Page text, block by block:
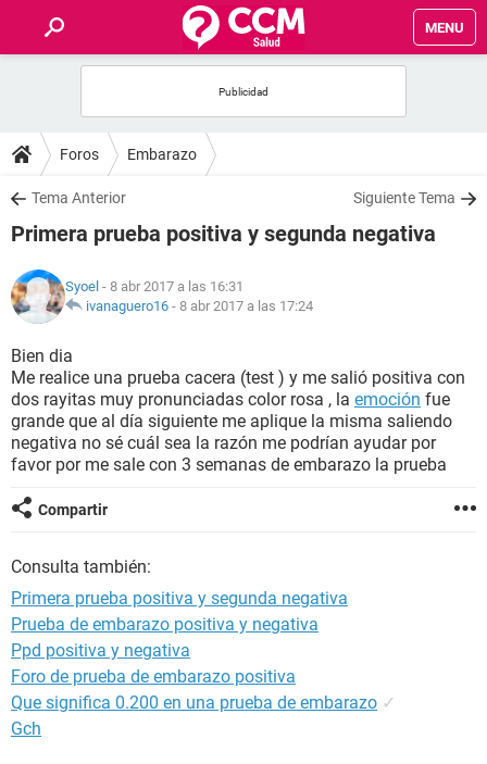
MENU
FOROS
SALUD
NUTRICIÓN
BIENESTAR
SEXUALIDAD
GLOSARIO
Foros Embarazo
Tema Anterior Siguiente Tema
Primera prueba positiva y segunda negativa
Syoel - 8 abr 2017 a las 16:31
ivanaguero16 - 8 abr 2017 a las 17:24
Bien dia
Me realice una prueba cacera (test ) y me salió positiva con
dos rayitas muy pronunciadas color rosa , la emoción fue
grande que al día siguiente me aplique la misma saliendo
negativa no sé cuál sea la razón me podrían ayudar por
favor por me sale con 3 semanas de embarazo la prueba
Compartir
Consulta también:
Primera prueba positiva y segunda negativa
Prueba de embarazo positiva y negativa
Ppd positiva y negativa
Foro de prueba de embarazo positiva
Que significa 0.200 en una prueba de embarazo ✓
Gch